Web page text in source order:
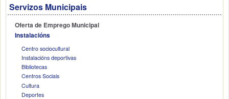
Servizos Municipais
Oferta de Emprego Municipal
Instalacións
Centro sociocultural
Instalacións deportivas
Bibliotecas
Centros Sociais
Cultura
Deportes